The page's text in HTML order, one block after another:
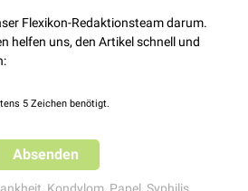
Flexikon-Redaktionsteam darum.
helfen uns, den Artikel schnell und
5 Zeichen benötigt.
Absenden